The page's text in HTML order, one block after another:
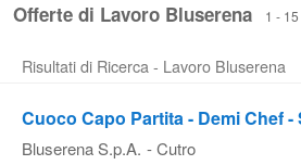
Elenco
Offerte di Lavoro Bluserena 1 -
Risultati di Ricerca - Lavoro Bluserena
Cuoco Capo Partita - Demi Chef -
Bluserena S.p.A. - Cutro